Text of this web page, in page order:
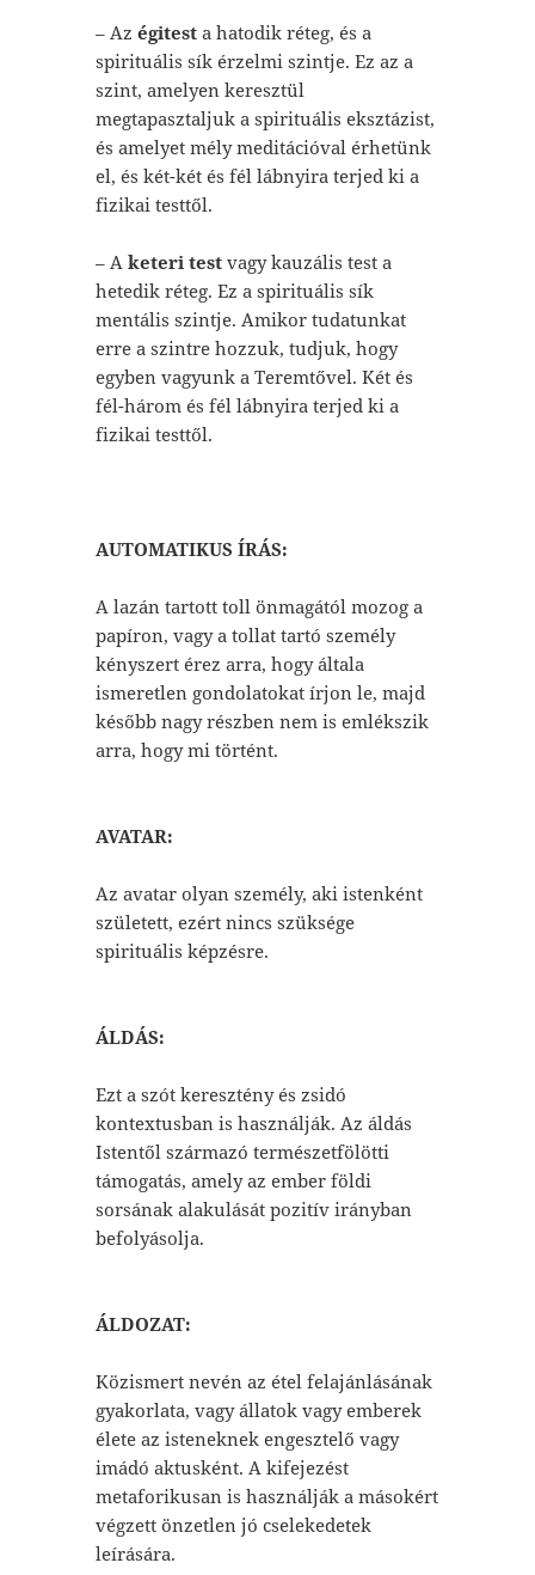
– Az égitesta hatodik réteg, és a
spirituális sík érzelmi szintje. Ez az a
szint, amelyen keresztül
megtapasztaljuk a spirituális eksztázist,
és amelyet mély meditációval érhetünk
el, és két-két és fél lábnyira terjed ki a
fizikai testtől.
– A keteri testvagy kauzális test a
hetedik réteg. Ez a spirituális sík
mentális szintje. Amikor tudatunkat
erre a szintre hozzuk, tudjuk, hogy
egyben vagyunk a Teremtővel. Két és
fél-három és fél lábnyira terjed ki a
fizikai testtől.
AUTOMATIKUS ÍRÁS:
A lazán tartott toll önmagától mozog a
papíron, vagy a tollat tartó személy
kényszert érez arra, hogy általa
ismeretlen gondolatokat írjon le, majd
később nagy részben nem is emlékszik
arra, hogy mi történt.
AVATAR:
Az avatar olyan személy, aki istenként
született, ezért nincs szüksége
spirituális képzésre.
ÁLDÁS:
Ezt a szót keresztény és zsidó
kontextusban is használják. Az áldás
Istentől származó természetfölötti
támogatás, amely az ember földi
sorsának alakulását pozitív irányban
befolyásolja.
ÁLDOZAT:
Közismert nevén az étel felajánlásának
gyakorlata, vagy állatok vagy emberek
élete az isteneknek engesztelő vagy
imádó aktusként. A kifejezést
metaforikusan is használják a másokért
végzett önzetlen jó cselekedetek
leírására.